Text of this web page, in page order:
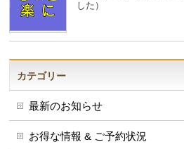
した）
カテゴリー
最新のお知らせ
お得な情報 & ご予約状況